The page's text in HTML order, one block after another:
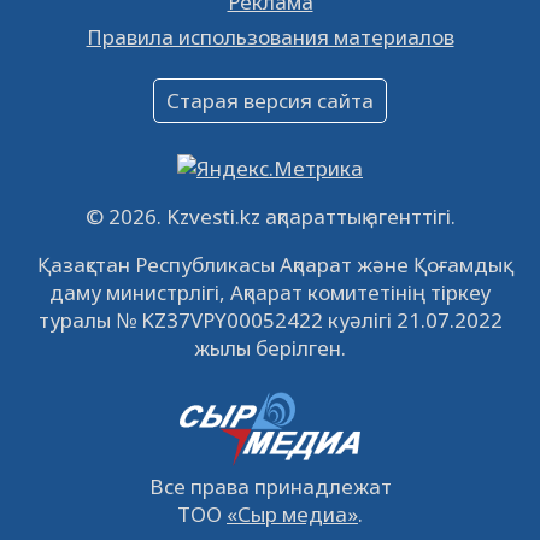
16.12.2022 61031
Объявление
09.12.2022
Свободные рабочие места
встречу с инвесторами в Кызылорде 22
ноября
21.11.2022 14937 0
© 2026. Kzvesti.kz ақпараттық агенттігі.
Қазақстан Республикасы Ақпарат және Қоғамдық
даму министрлігі, Ақпарат комитетінің тіркеу
туралы № KZ37VPY00052422 куәлігі 21.07.2022
жылы берілген.
Все права принадлежат
ТОО «Сыр медиа».
Правила использования материалов
Старая версия сайта